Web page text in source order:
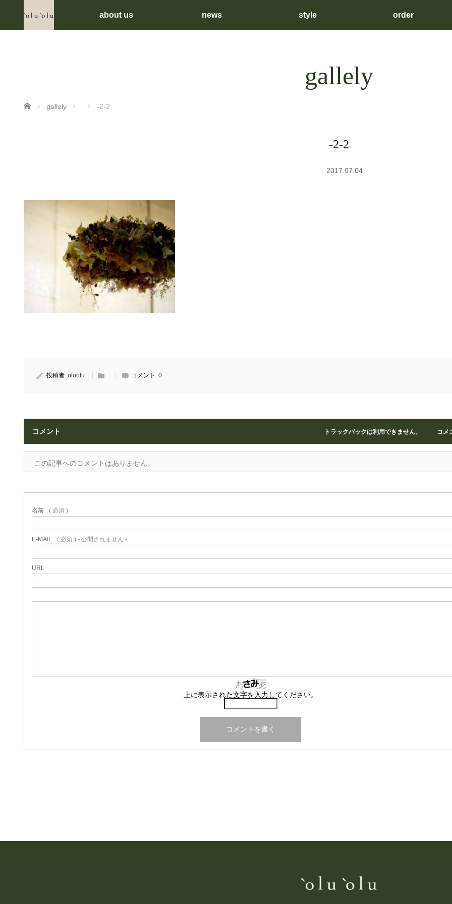
about us news style order
gallely
ホーム gallely -2-2
-2-2
2017.07.04
投稿者: oluolu コメント: 0
コメント トラックバックは利用できません。 コメ
この記事へのコメントはありません。
名前 ( 必須 )
E-MAIL ( 必須 ) - 公開されません -
URL
上に表示された文字を入力してください。